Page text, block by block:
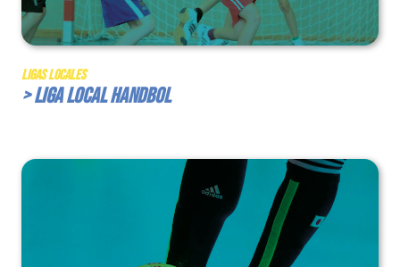
Ligas Locales
> Liga Local Handbol